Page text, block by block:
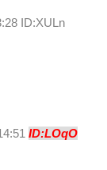
ID:XULn
ID:LOqO